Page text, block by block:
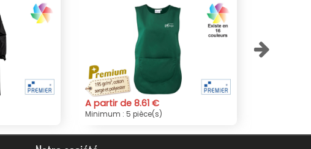
A partir de 8.63 €
Minimum : 5 pièce(s)